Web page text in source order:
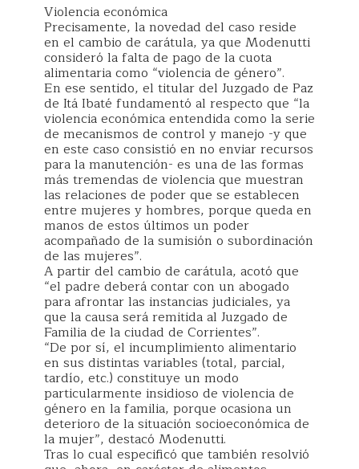
Violencia económica
Precisamente, la novedad del caso reside
en el cambio de carátula, ya que Modenutti
consideró la falta de pago de la cuota
alimentaria como “violencia de género”.
En ese sentido, el titular del Juzgado de Paz
de Itá Ibaté fundamentó al respecto que “la
violencia económica entendida como la serie
de mecanismos de control y manejo -y que
en este caso consistió en no enviar recursos
para la manutención- es una de las formas
más tremendas de violencia que muestran
las relaciones de poder que se establecen
entre mujeres y hombres, porque queda en
manos de estos últimos un poder
acompañado de la sumisión o subordinación
de las mujeres”.
A partir del cambio de carátula, acotó que
“el padre deberá contar con un abogado
para afrontar las instancias judiciales, ya
que la causa será remitida al Juzgado de
Familia de la ciudad de Corrientes”.
“De por sí, el incumplimiento alimentario
en sus distintas variables (total, parcial,
tardío, etc.) constituye un modo
particularmente insidioso de violencia de
género en la familia, porque ocasiona un
deterioro de la situación socioeconómica de
la mujer”, destacó Modenutti.
Tras lo cual especificó que también resolvió